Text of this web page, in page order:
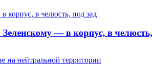
— в корпус, в